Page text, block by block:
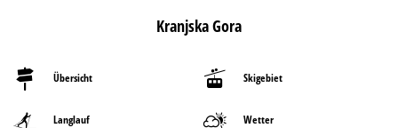
Kranjska Gora
Übersicht Skigebiet
Langlauf Wetter